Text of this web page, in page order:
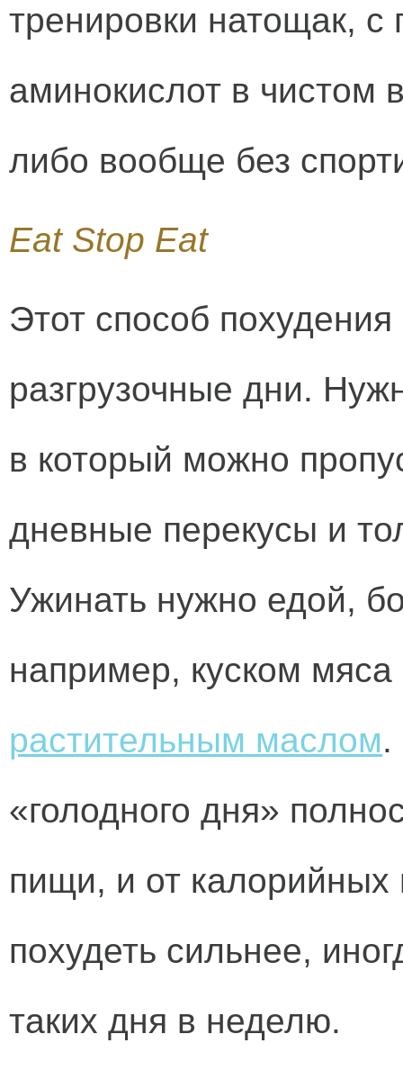
тренировки натощак,
аминокислот в чистом
либо вообще без
Eat Stop Eat
Этот способ
разгрузочные дни.
в который можно
дневные перекусы и
Ужинать нужно едой,
например, куском
растительным маслом.
«голодного дня»
пищи, и от калорийных
похудеть сильнее,
таких дня в неделю.